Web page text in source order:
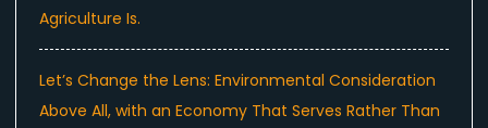
Agriculture Is.
Let’s Change the Lens: Environmental Consideration
Above All, with an Economy That Serves Rather Than